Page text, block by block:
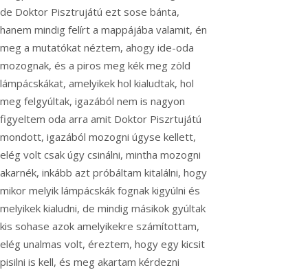
de Doktor Pisztrujátú ezt sose bánta,
hanem mindig felírt a mappájába valamit, én
meg a mutatókat néztem, ahogy ide-oda
mozognak, és a piros meg kék meg zöld
lámpácskákat, amelyikek hol kialudtak, hol
meg felgyúltak, igazából nem is nagyon
figyeltem oda arra amit Doktor Piszrtujátú
mondott, igazából mozogni úgyse kellett,
elég volt csak úgy csinálni, mintha mozogni
akarnék, inkább azt próbáltam kitalálni, hogy
mikor melyik lámpácskák fognak kigyúlni és
melyikek kialudni, de mindig másikok gyúltak
kis sohase azok amelyikekre számítottam,
elég unalmas volt, éreztem, hogy egy kicsit
pisilni is kell, és meg akartam kérdezni